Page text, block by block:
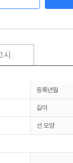
시
등록년월
길이
선 모양